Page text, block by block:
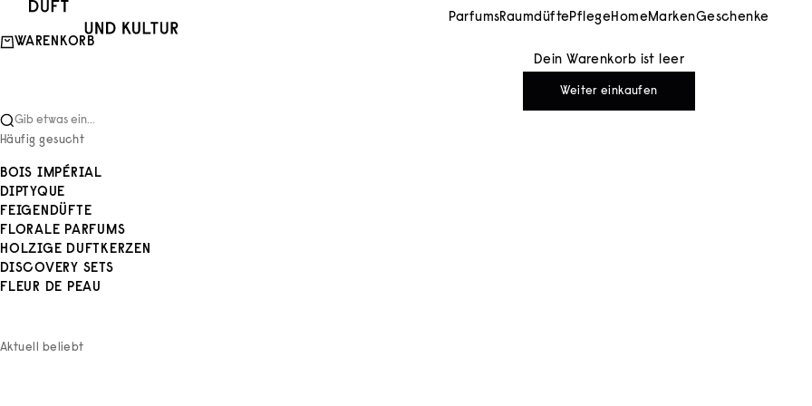
Zum Inhalt springen
Duft und Kultur ParfumsRaumdüftePflegeHomeMarkenGeschenke
WARENKORB
Dein Warenkorb ist leer
Weiter einkaufen
Gib etwas ein...
Häufig gesucht
BOIS IMPÉRIAL
DIPTYQUE
FEIGENDÜFTE
FLORALE PARFUMS
HOLZIGE DUFTKERZEN
DISCOVERY SETS
FLEUR DE PEAU
Aktuell beliebt